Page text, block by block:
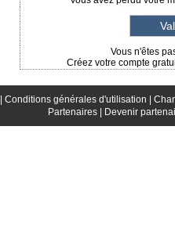
Vous n'êtes
Créez votre compte
Conditions générales d'utilisation |
Partenaires |
Devenir